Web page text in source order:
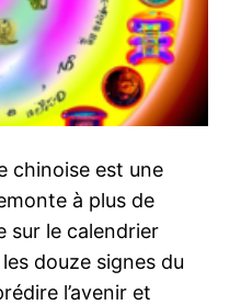
chinoise est une
à plus de
sur le calendrier
douze signes du
l’avenir et